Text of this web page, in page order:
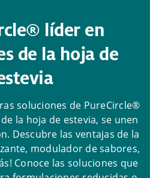
líder en
de la hoja de
soluciones de PureCircle®
la hoja de estevia, se unen
Descubre las ventajas de la
modulador de sabores,
Conoce las soluciones que